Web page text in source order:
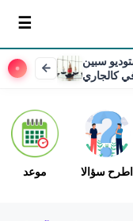
سبين
كالجاري
موعد اطرح سؤالا